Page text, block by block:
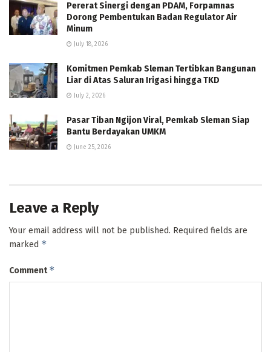
Pererat Sinergi dengan PDAM, Forpamnas
Dorong Pembentukan Badan Regulator Air
Minum
July 18, 2026
Komitmen Pemkab Sleman Tertibkan Bangunan
Liar di Atas Saluran Irigasi hingga TKD
July 2, 2026
Pasar Tiban Ngijon Viral, Pemkab Sleman Siap
Bantu Berdayakan UMKM
June 25, 2026
Leave a Reply
Your email address will not be published. Required fields are
marked *
Comment*